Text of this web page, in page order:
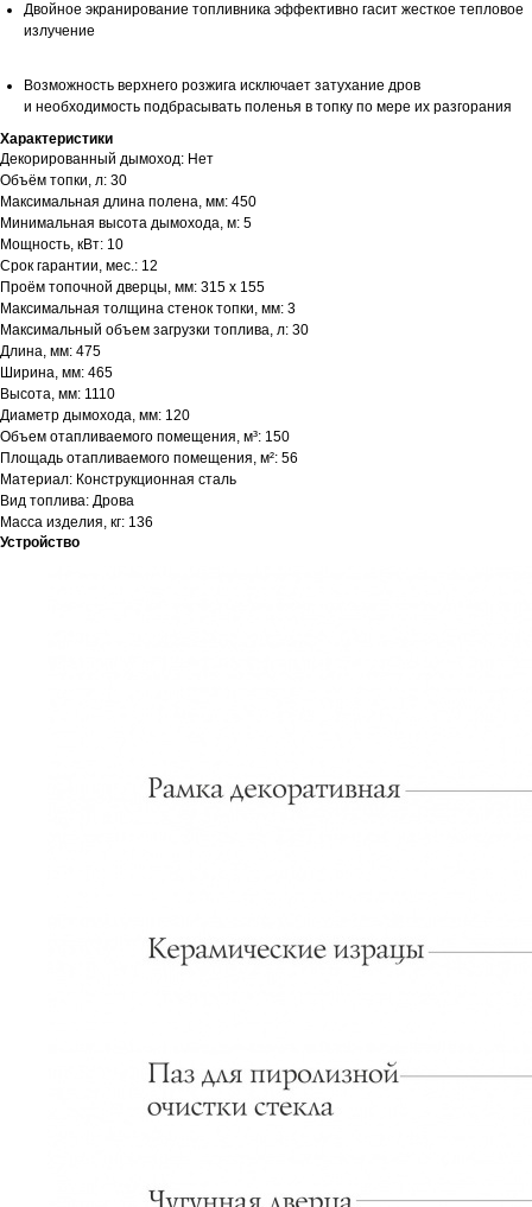
Двойное экранирование топливника эффективно гасит жесткое тепловое
излучение
Возможность верхнего розжига исключает затухание дров
и необходимость подбрасывать поленья в топку по мере их разгорания
Характеристики
Декорированный дымоход: Нет
Объём топки, л: 30
Максимальная длина полена, мм: 450
Минимальная высота дымохода, м: 5
Мощность, кВт: 10
Срок гарантии, мес.: 12
Проём топочной дверцы, мм: 315 х 155
Максимальная толщина стенок топки, мм: 3
Максимальный объем загрузки топлива, л: 30
Длина, мм: 475
Ширина, мм: 465
Высота, мм: 1110
Диаметр дымохода, мм: 120
Объем отапливаемого помещения, м³: 150
Площадь отапливаемого помещения, м²: 56
Материал: Конструкционная сталь
Вид топлива: Дрова
Масса изделия, кг: 136
Устройство